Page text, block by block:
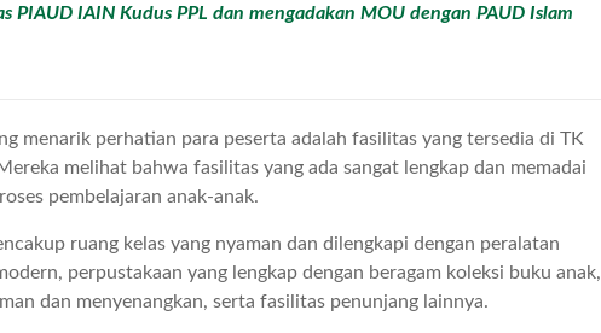
PIAUD IAIN Kudus PPL dan mengadakan MOU dengan PAUD Islam
menarik perhatian para peserta adalah fasilitas yang tersedia di TK
melihat bahwa fasilitas yang ada sangat lengkap dan memadai
pembelajaran anak-anak.
ruang kelas yang nyaman dan dilengkapi dengan peralatan
perpustakaan yang lengkap dengan beragam koleksi buku anak,
dan menyenangkan, serta fasilitas penunjang lainnya.